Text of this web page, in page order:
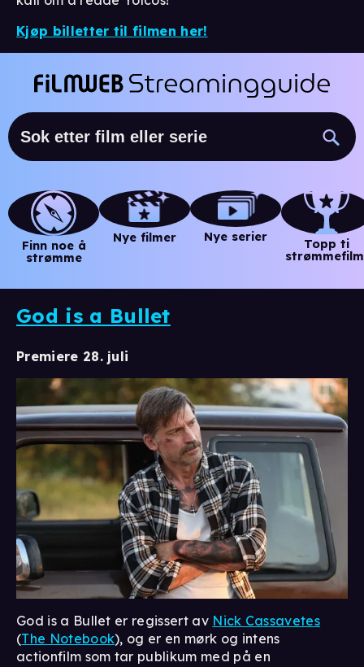
Kjøp billetter til filmen her!
Finn noe å
strømme
Nye filmer Nye serier
Topp ti
God is a Bullet
Premiere 28. juli
God is a Bullet er regissert av Nick Cassavetes
(The Notebook), og er en mørk og intens
actionfilm som tar publikum med på en